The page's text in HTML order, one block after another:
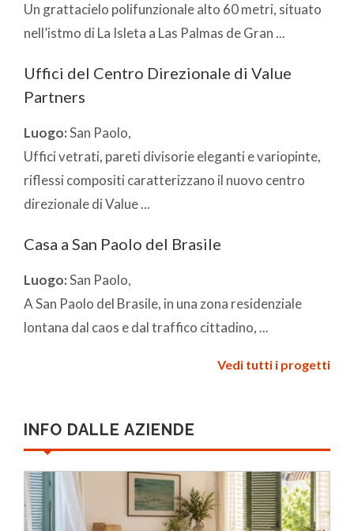
Un grattacielo polifunzionale alto 60 metri, situato
nell’istmo di La Isleta a Las Palmas de Gran ...
Uffici del Centro Direzionale di Value
Partners
Luogo:San Paolo,
Uffici vetrati, pareti divisorie eleganti e variopinte,
riflessi compositi caratterizzano il nuovo centro
direzionale di Value ...
Casa a San Paolo del Brasile
Luogo:San Paolo,
A San Paolo del Brasile, in una zona residenziale
lontana dal caos e dal traffico cittadino, ...
Vedi tutti i progetti
INFO DALLE AZIENDE